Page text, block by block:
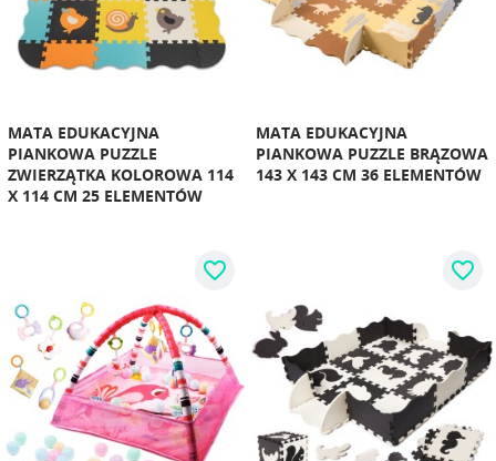
MATA EDUKACYJNA
PIANKOWA PUZZLE
ZWIERZĄTKA KOLOROWA 114
X 114 CM 25 ELEMENTÓW
MATA EDUKACYJNA
PIANKOWA PUZZLE BRĄZOWA
143 X 143 CM 36 ELEMENTÓW
favorite_border favorite_border